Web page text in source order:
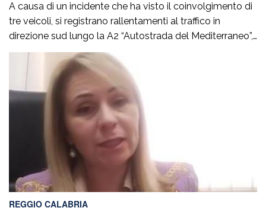
A causa di un incidente che ha visto il coinvolgimento di
tre veicoli, si registrano rallentamenti al traffico in
direzione sud lungo la A2 “Autostrada del Mediterraneo”,
nel tratto compreso tra gli svincoli di Altilia Grimaldi (CS)
e San Mango D’Aquino (CZ). Sul posto è intervenuto il
personale Anas, il 118 e il soccorso meccanico […]
REGGIO CALABRIA